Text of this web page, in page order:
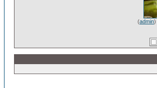
(
admin
)